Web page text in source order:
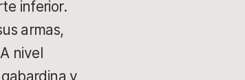
inferior.
armas,
nivel
y